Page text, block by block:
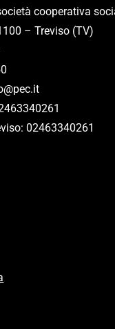
cooperativa
– Treviso (TV)
02463340261